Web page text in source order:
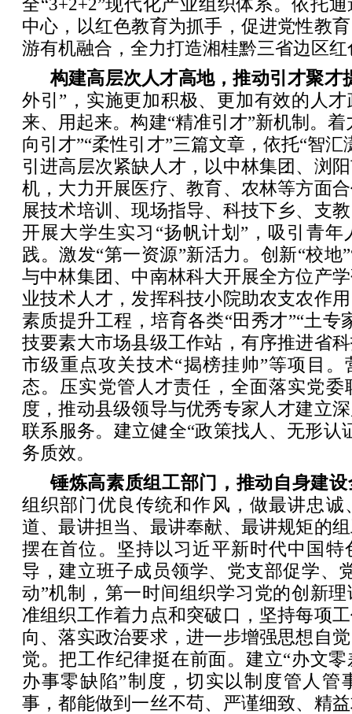
中心，以红色教育为抓手，促进党性教
游有机融合，全力打造湘桂黔三省边区
构建高层次人才高地，推动引才聚才
外引”，实施更加积极、更加有效的人
来、用起来。构建“精准引才”新机制。着
向引才”“柔性引才”三篇文章，依托“智
引进高层次紧缺人才，以中林集团、浏
机，大力开展医疗、教育、农林等方面
展技术培训、现场指导、科技下乡、支
开展大学生实习“扬帆计划”，吸引青
践。激发“第一资源”新活力。创新“校地
与中林集团、中南林科大开展全方位产
业技术人才，发挥科技小院助农支农作
素质提升工程，培育各类“田秀才”“土专
技要素大市场县级工作站，有序推进省
市级重点攻关技术“揭榜挂帅”等项目。
态。压实党管人才责任，全面落实党委
度，推动县级领导与优秀专家人才建立
联系服务。建立健全“政策找人、无形认
务质效。
锤炼高素质组工部门，推动自身建
组织部门优良传统和作风，做最讲忠诚
道、最讲担当、最讲奉献、最讲规矩的
摆在首位。坚持以习近平新时代中国特
导，建立班子成员领学、党支部促学、
动”机制，第一时间组织学习党的创新
准组织工作着力点和突破口，坚持每项
向、落实政治要求，进一步增强思想自
觉。把工作纪律挺在前面。建立“办文
办事零缺陷”制度，切实以制度管人管
事，都能做到一丝不苟、严谨细致、精